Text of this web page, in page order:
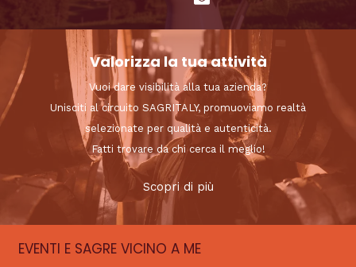
Valorizza la tua attività
Vuoi dare visibilità alla tua azienda?
Unisciti al circuito SAGRITALY, promuoviamo realtà
selezionate per qualità e autenticità.
Fatti trovare da chi cerca il meglio!
Scopri di più
EVENTI E SAGRE VICINO A ME